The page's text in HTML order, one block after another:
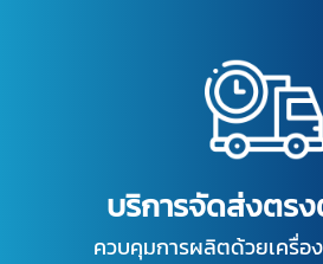
บริการจัดส่งตรง
ควบคุมการผลิตด้วยเครื่อ